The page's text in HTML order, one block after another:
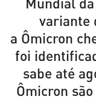
variante
a Ômicron
foi
sabe até
Ômicron